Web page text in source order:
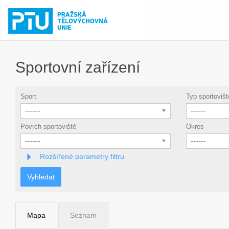
Sportovní zařízení
Sport
------
Typ
------
Povrch sportoviště
------
Okres
------
Rozšířené parametry filtru
Vyhledat
Mapa Seznam